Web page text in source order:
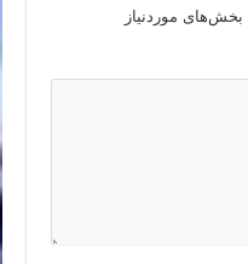
بخش‌های موردنیاز